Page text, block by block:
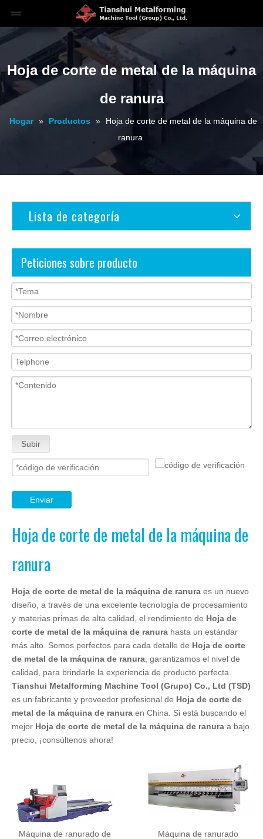
Hoja de corte de metal de la máquina
de ranura
Hogar » Productos »
Hoja de corte de metal de la máquina de
ranura
Lista de categoría
Peticiones sobre producto
Subir
Enviar
Hoja de corte de metal de la máquina de
ranura
Hoja de corte de metal de la máquina de ranura es un nuevo
diseño, a través de una excelente tecnología de procesamiento
y materias primas de alta calidad, el rendimiento de Hoja de
corte de metal de la máquina de ranura hasta un estándar
más alto. Somos perfectos para cada detalle de Hoja de corte
de metal de la máquina de ranura , garantizamos el nivel de
calidad, para brindarle la experiencia de producto perfecta.
Tianshui Metalforming Machine Tool (Grupo) Co., Ltd (TSD)
es un fabricante y proveedor profesional de Hoja de corte de
metal de la máquina de ranura en China. Si está buscando el
mejor Hoja de corte de metal de la máquina de ranura a bajo
precio, ¡consúltenos ahora!
Máquina de ranurado de
Máquina de ranurado